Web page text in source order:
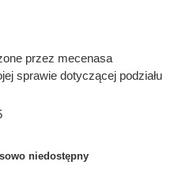
przez mecenasa
sprawie dotyczącej podziału
niedostępny